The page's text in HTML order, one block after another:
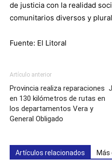
de justicia con la realidad
comunitarios diversos y
Fuente: El Litoral
Artículo anterior
Provincia realiza reparaciones
en 130 kilómetros de rutas en
los departamentos Vera y
General Obligado
Artículos relacionados Más